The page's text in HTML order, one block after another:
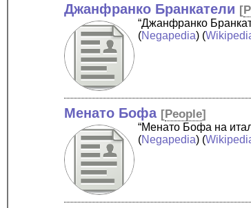
Джанфранко Бранкатели [
“Джанфранко
(Negapedia) (
Менато Бофа [People]
“Менато Бофа на
(Negapedia) (